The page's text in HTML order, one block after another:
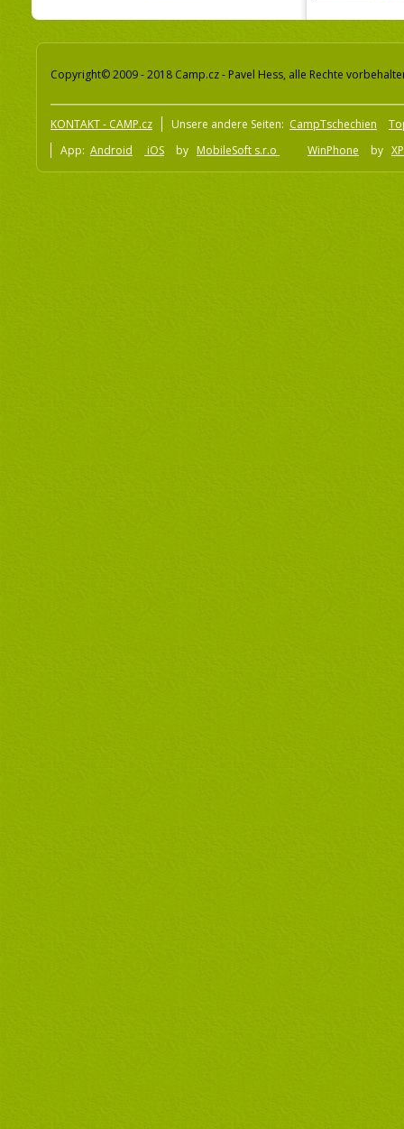
Copyright© 2009 - 2018 Camp.cz - Pavel Hess, alle Rechte
KONTAKT - CAMP.cz Unsere andere Seiten: CampTschechien
App: Android iOS by MobileSoft s.r.o WinPhone by